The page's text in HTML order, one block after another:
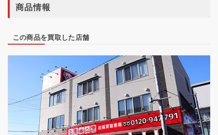
商品情報
この商品を買取した店舗